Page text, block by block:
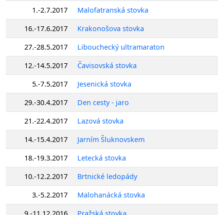
1.-2.7.2017
Malofatranská stovka
16.-17.6.2017
Krakonošova stovka
27.-28.5.2017
Libouchecký ultramaraton
12.-14.5.2017
Čavisovská stovka
5.-7.5.2017
Jesenická stovka
29.-30.4.2017
Den cesty - jaro
21.-22.4.2017
Lazová stovka
14.-15.4.2017
Jarním Šluknovskem
18.-19.3.2017
Letecká stovka
10.-12.2.2017
Brtnické ledopády
3.-5.2.2017
Malohanácká stovka